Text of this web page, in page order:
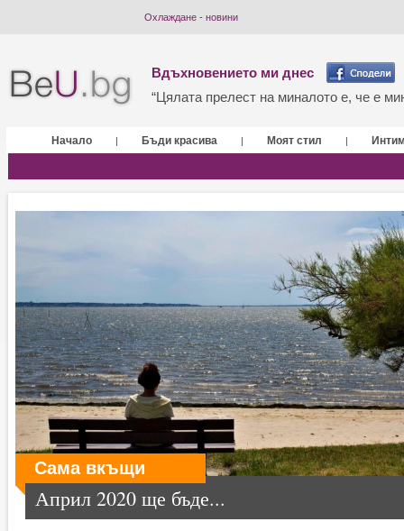
Охлаждане - новини
Вдъхновението ми днес
“Цялата прелест на миналото е, че е
Начало | Бъди красива | Моят стил |
Сама вкъщи
Април 2020 ще бъде...